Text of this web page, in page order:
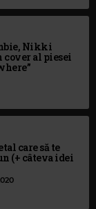
Nikki
cover al piesei
care să te
(+ câteva idei